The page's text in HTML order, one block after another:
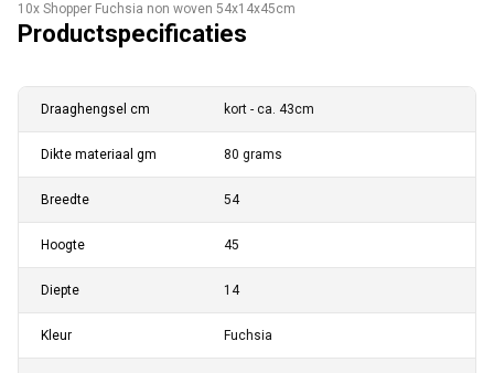
10x Shopper Fuchsia non woven 54x14x45cm
Productspecificaties
Draaghengsel cm kort - ca. 43cm
Dikte materiaal gm 80 grams
Breedte 54
Hoogte 45
Diepte 14
Kleur Fuchsia